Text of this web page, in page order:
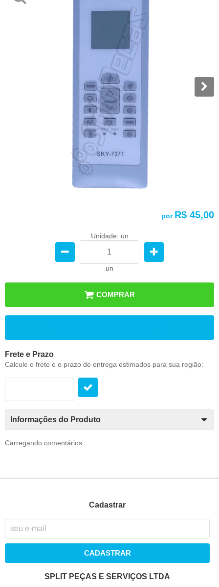
por R$ 45,00
Unidade: un
un
COMPRAR
Frete e Prazo
Calcule o frete e o prazo de entrega estimados para sua região:
Informações do Produto
Carregando comentários ...
Cadastrar
CADASTRAR
SPLIT PEÇAS E SERVIÇOS LTDA